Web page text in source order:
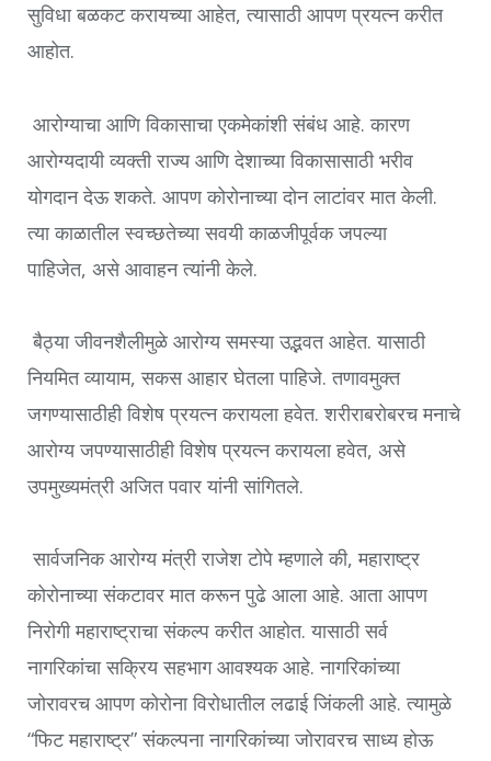
सुविधा बळकट करायच्या आहेत, त्यासाठी आपण प्रयत्न करीत
आहोत.
आरोग्याचा आणि विकासाचा एकमेकांशी संबंध आहे. कारण
आरोग्यदायी व्यक्ती राज्य आणि देशाच्या विकासासाठी भरीव
योगदान देऊ शकते. आपण कोरोनाच्या दोन लाटांवर मात केली.
त्या काळातील स्वच्छतेच्या सवयी काळजीपूर्वक जपल्या
पाहिजेत, असे आवाहन त्यांनी केले.
बैठ्या जीवनशैलीमुळे आरोग्य समस्या उद्भवत आहेत. यासाठी
नियमित व्यायाम,सकस आहार घेतला पाहिजे. तणावमुक्त
जगण्यासाठीही विशेष प्रयत्न करायला हवेत. शरीराबरोबरच मनाचे
आरोग्य जपण्यासाठीही विशेष प्रयत्न करायला हवेत, असे
उपमुख्यमंत्री अजित पवार यांनी सांगितले.
सार्वजनिक आरोग्य मंत्री राजेश टोपे म्हणाले की, महाराष्ट्र
कोरोनाच्या संकटावर मात करून पुढे आला आहे. आता आपण
निरोगी महाराष्ट्राचा संकल्प करीत आहोत. यासाठी सर्व
नागरिकांचा सक्रिय सहभाग आवश्यक आहे. नागरिकांच्या
जोरावरच आपण कोरोना विरोधातील लढाई जिंकली आहे. त्यामुळे
“फिट महाराष्ट्र”संकल्पना नागरिकांच्या जोरावरच साध्य होऊ